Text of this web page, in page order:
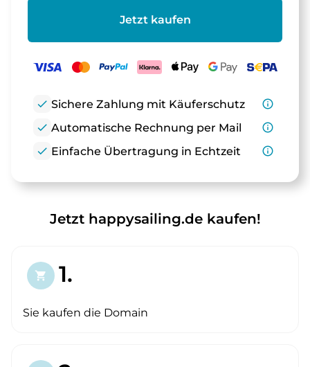
Jetzt kaufen
check Sichere Zahlung mit Käuferschutz
info_outline
check Automatische Rechnung per Mail
info_outline
check Einfache Übertragung in Echtzeit info_outline
Jetzt happysailing.de kaufen!
shopping_cart 1.
Sie kaufen die Domain